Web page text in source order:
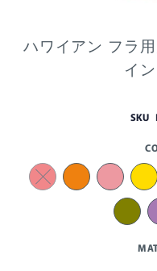
ハワイアン フラ
イ
SKU